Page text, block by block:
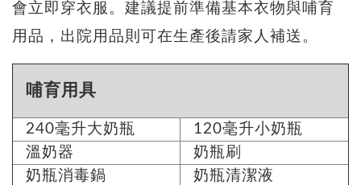
會立即穿衣服。建議提前準備基本衣物與哺育
用品，出院用品則可在生產後請家人補送。
哺育用具
240毫升大奶瓶
120毫升小奶瓶
溫奶器
奶瓶刷
奶瓶消毒鍋
奶瓶清潔液